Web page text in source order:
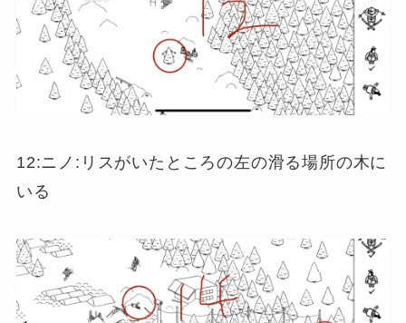
12:ニノ:リスがいたところの左の滑る場所の木に
いる